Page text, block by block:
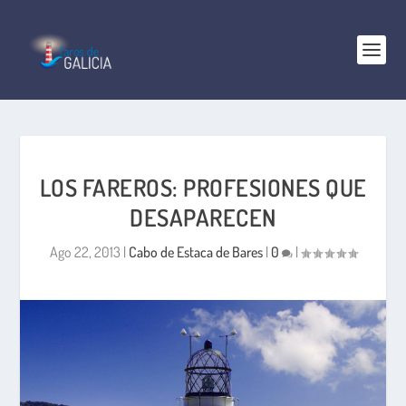
LOS FAREROS: PROFESIONES QUE
DESAPARECEN
Ago 22, 2013 | Cabo de Estaca de Bares| 0 |